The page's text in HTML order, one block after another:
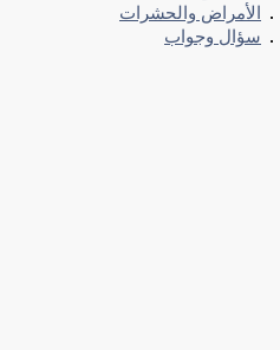
الأمراض والحشرات
سؤال وجواب